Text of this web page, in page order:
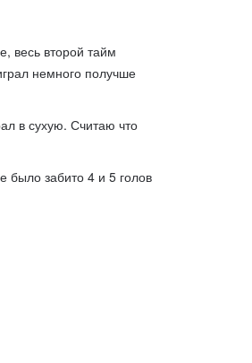
весь второй тайм
немного получше
в сухую. Считаю что
было забито 4 и 5 голов